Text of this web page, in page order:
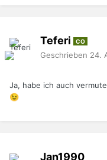
Teferi CO
Geschrieben 24.
Ja, habe ich auch
😉
Jan1990